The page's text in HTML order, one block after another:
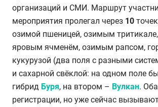
организаций и СМИ. Маршрут
мероприятия пролегал через 10
озимой пшеницей, озимым
яровым ячменём, озимым рапсом,
кукурузой (два поля с разными
и сахарной свёклой: на одном поле
гибрид Буря, на втором – Вулкан.
регистрации, но уже сейчас